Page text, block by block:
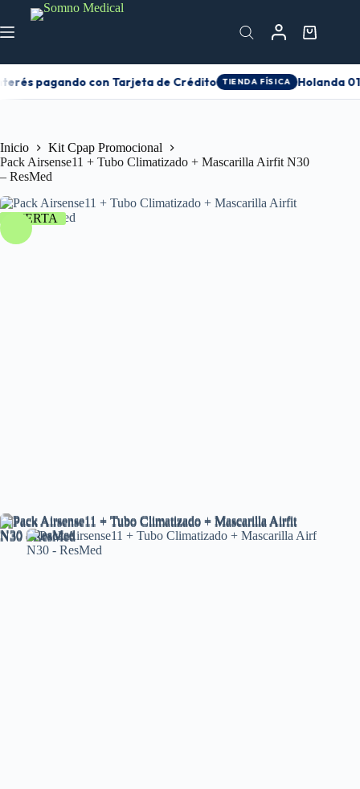
pagando con Tarjeta de Crédito TIENDA FÍSICA Holanda
Inicio
Kit Cpap Promocional
Pack Airsense11 + Tubo Climatizado + Mascarilla Airfit N30
– ResMed
OFERTA